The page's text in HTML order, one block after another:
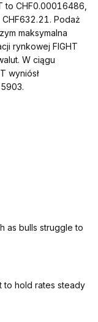
to CHF0.00016486,
Podaż
maksymalna
rynkowej FIGHT
W ciągu
wyniósł
as bulls struggle to
to hold rates steady